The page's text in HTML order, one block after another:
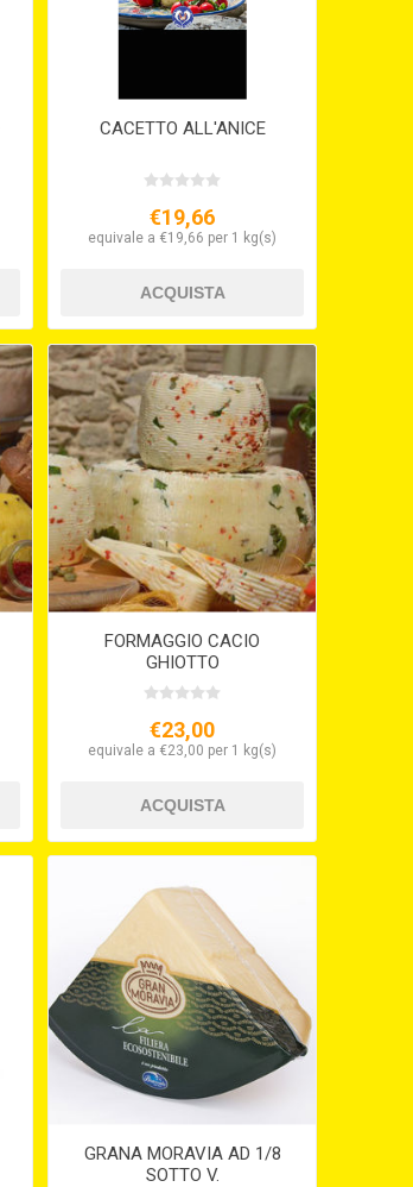
CACETTO ALL'ANICE
€19,66
equivale a €19,66 per 1 kg(s)
FORMAGGIO CACIO
GHIOTTO
€23,00
equivale a €23,00 per 1 kg(s)
GRANA MORAVIA AD 1/8
SOTTO V.